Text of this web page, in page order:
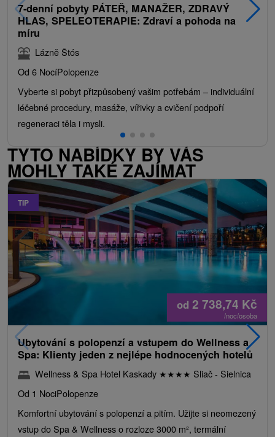
7-denní pobyty PÁTEŘ, MANAŽER, ZDRAVÝ
HLAS, SPELEOTERAPIE: Zdraví a pohoda na
míru
Lázně Štós
Od 6 NocíPolopenze
Vyberte si pobyt přizpůsobený vašim potřebám – individuální
léčebné procedury, masáže, vířivky a cvičení podpoří
regeneraci těla i mysli.
TYTO NABÍDKY BY VÁS
MOHLY TAKÉ ZAJÍMAT
TIP
od 2 738,74 Kč
/noc/osoba
Ubytování s polopenzí a vstupem do Wellness a
Spa: Klienty jeden z nejlépe hodnocených hotelů
Wellness & Spa Hotel Kaskady ★★★★ Sliač - Sielnica
Od 1 NociPolopenze
Komfortní ubytování s polopenzí a pitím. Užijte si neomezený
vstup do Spa & Wellness o rozloze 3000 m², termální